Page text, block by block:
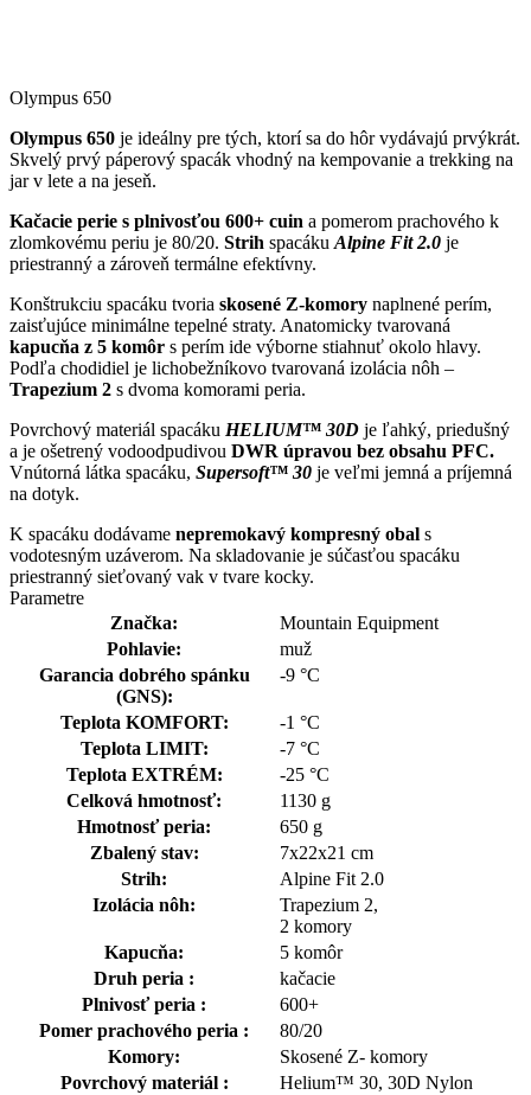
Olympus 650
Olympus 650 je ideálny pre tých, ktorí sa do hôr vydávajú prvýkrát.
Skvelý prvý páperový spacák vhodný na kempovanie a trekking na
jar v lete a na jeseň.
Kačacie perie s plnivosťou 600+ cuin a pomerom prachového k
zlomkovému periu je 80/20. Strih spacáku Alpine Fit 2.0 je
priestranný a zároveň termálne efektívny.
Konštrukciu spacáku tvoria skosené Z-komory naplnené perím,
zaisťujúce minimálne tepelné straty. Anatomicky tvarovaná
kapucňa z 5 komôr s perím ide výborne stiahnuť okolo hlavy.
Podľa chodidiel je lichobežníkovo tvarovaná izolácia nôh –
Trapezium 2 s dvoma komorami peria.
Povrchový materiál spacáku HELIUM™ 30D je ľahký, priedušný
a je ošetrený vodoodpudivou DWR úpravou bez obsahu PFC.
Vnútorná látka spacáku, Supersoft™ 30 je veľmi jemná a príjemná
na dotyk.
K spacáku dodávame nepremokavý kompresný obal s
vodotesným uzáverom. Na skladovanie je súčasťou spacáku
priestranný sieťovaný vak v tvare kocky.
Parametre
Značka:
Mountain Equipment
Pohlavie:
muž
Garancia dobrého spánku
(GNS):
-9 °C
Teplota KOMFORT:
-1 °C
Teplota LIMIT:
-7 °C
Teplota EXTRÉM:
-25 °C
Celková hmotnosť:
1130 g
Hmotnosť peria:
650 g
Zbalený stav:
7x22x21 cm
Strih:
Alpine Fit 2.0
Izolácia nôh:
Trapezium 2,
2 komory
Kapucňa:
5 komôr
Druh peria :
kačacie
Plnivosť peria :
600+
Pomer prachového peria :
80/20
Komory:
Skosené Z- komory
Povrchový materiál :
Helium™ 30, 30D Nylon